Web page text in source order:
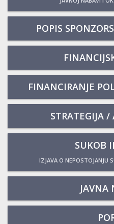
POPIS
FINANCIRANJE
STRATEGIJA /
SUKOB
IZJAVA O NEPOSTOJANJU
JAVNA